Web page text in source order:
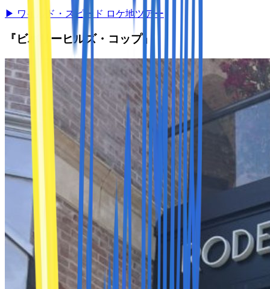
▶ ワイルド・スピード ロケ地ツアー
『ビバリーヒルズ・コップ』